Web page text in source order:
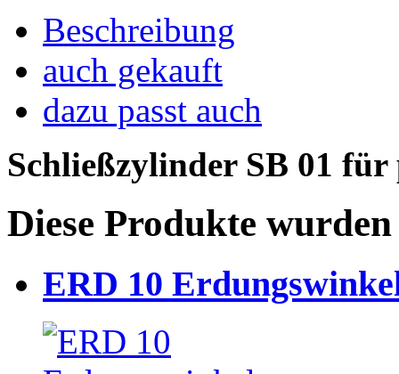
Beschreibung
auch gekauft
dazu passt auch
Schließzylinder SB 01
Diese Produkte
ERD 10